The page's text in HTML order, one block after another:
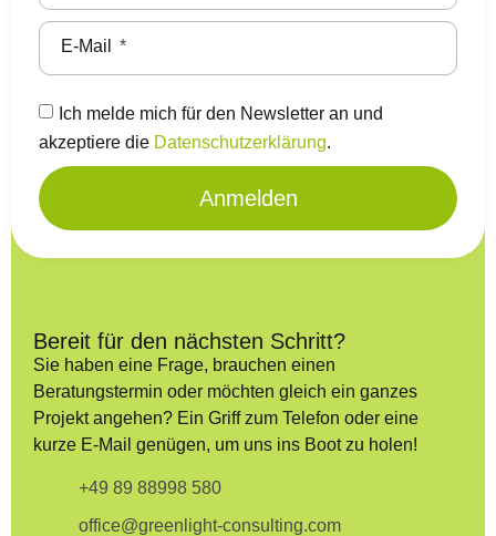
E-Mail
Ich melde mich für den Newsletter an und
akzeptiere die Datenschutzerklärung
Anmelden
Bereit für den nächsten Schritt?
Sie haben eine Frage, brauchen einen
Beratungstermin oder möchten gleich ein ganzes
Projekt angehen? Ein Griff zum Telefon oder eine
kurze E-Mail genügen, um uns ins Boot zu holen!
+49 89 88998 580
office@greenlight-consulting.com